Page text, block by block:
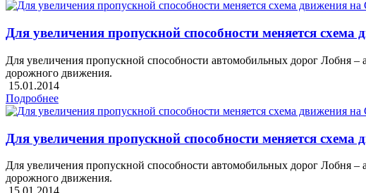
Для увеличения пропускной способности меняется
Для увеличения пропускной способности автомобильных дорог Лобня
дорожного движения.
15.01.2014
Подробнее
Для увеличения пропускной способности меняется
Для увеличения пропускной способности автомобильных дорог Лобня
дорожного движения.